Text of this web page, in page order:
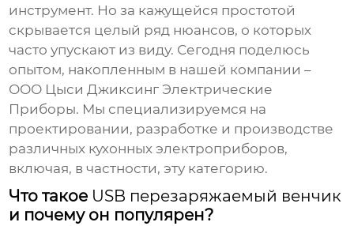
инструмент. Но за кажущейся простотой
скрывается целый ряд нюансов, о которых
часто упускают из виду. Сегодня поделюсь
опытом, накопленным в нашей компании –
ООО Цыси Джиксинг Электрические
Приборы. Мы специализируемся на
проектировании, разработке и производстве
различных кухонных электроприборов,
включая, в частности, эту категорию.
Что такое USB перезаряжаемый венчик
и почему он популярен?